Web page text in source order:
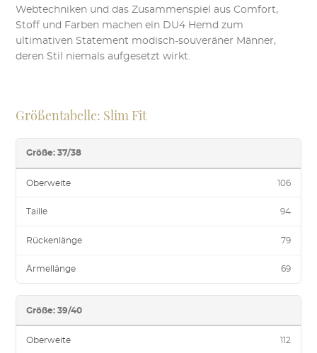
Webtechniken und das Zusammenspiel aus Comfort,
Stoff und Farben machen ein DU4 Hemd zum
ultimativen Statement modisch-souveräner Männer,
deren Stil niemals aufgesetzt wirkt.
Größentabelle: Slim Fit
Größe: 37/38
Oberweite 106
Taille 94
Rückenlänge 79
Ärmellänge 69
Größe: 39/40
Oberweite 112